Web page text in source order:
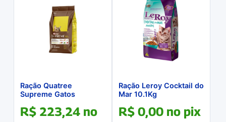
Ração Quatree
Supreme Gatos
10.1Kg
R$ 223,24 no
Ração Leroy Cocktail do
Mar 10.1Kg
R$ 0,00 no pix